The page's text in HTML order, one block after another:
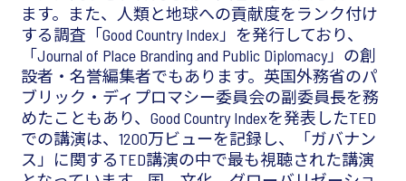
ます。また、人類と地球への貢献度をランク付け
する調査「Good Country Index」を発行しており、
「Journal of Place Branding and Public Diplomacy」の創
設者・名誉編集者でもあります。英国外務省のパ
ブリック・ディプロマシー委員会の副委員長を務
めたこともあり、Good Country Indexを発表したTED
での講演は、1200万ビューを記録し、「ガバナン
ス」に関するTED講演の中で最も視聴された講演